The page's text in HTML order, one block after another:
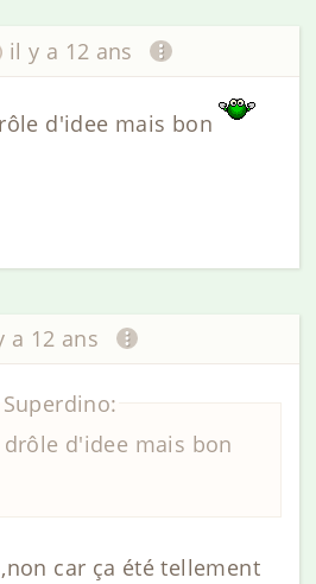
il y a 12 ans
d'idee mais bon
a 12 ans
drôle d'idee mais bon
car ça été tellement